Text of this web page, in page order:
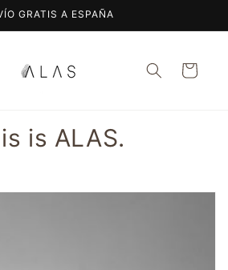
GRATIS A ESPAÑA
Cart
is ALAS.